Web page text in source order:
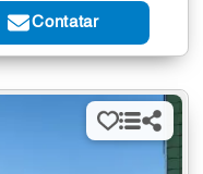
Contatar